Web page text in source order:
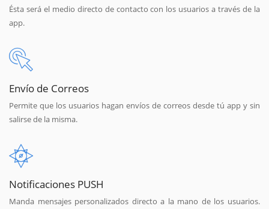
Ésta será el medio directo de contacto con los usuarios a través de la
app.
Envío de Correos
Permite que los usuarios hagan envíos de correos desde tú app y sin
salirse de la misma.
Notificaciones PUSH
Manda mensajes personalizados directo a la mano de los usuarios.